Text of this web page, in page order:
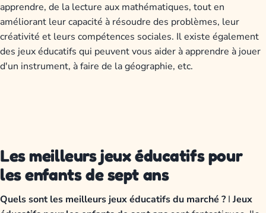
apprendre, de la lecture aux mathématiques, tout en
améliorant leur capacité à résoudre des problèmes, leur
créativité et leurs compétences sociales. Il existe également
des jeux éducatifs qui peuvent vous aider à apprendre à jouer
d'un instrument, à faire de la géographie, etc.
Les meilleurs jeux éducatifs pour
les enfants de sept ans
Quels sont les meilleurs jeux éducatifs du marché ? I Jeux